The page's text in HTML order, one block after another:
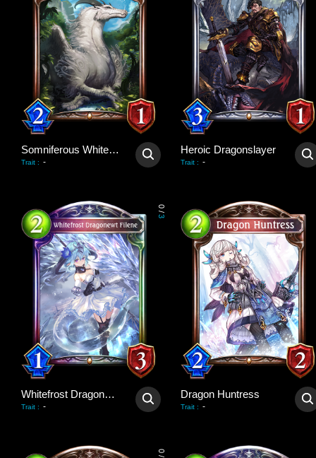
Somniferous Whitewyrm
Trait : -
Heroic Dragonslayer
Trait : -
0
/
3
Whitefrost Dragonewt Filene
Trait : -
Dragon Huntress
Trait : -
0
/